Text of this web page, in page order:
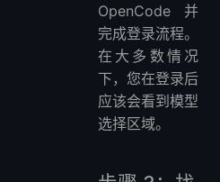
OpenCode 并
完成登录流程。
在大多数情况
下，您在登录后
应该会看到模型
选择区域。